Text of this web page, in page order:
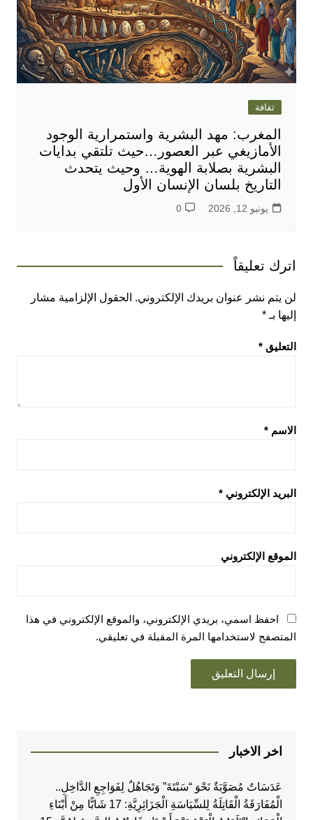
ثقافة
المغرب: مهد البشرية واستمرارية الوجود
الأمازيغي عبر العصور…حيث تلتقي بدايات
البشرية بصلابة الهوية… وحيث يتحدث
التاريخ بلسان الإنسان الأول
يونيو 12, 2026 0
اترك تعليقاً
لن يتم نشر عنوان بريدك الإلكتروني. الحقول الإلزامية مشار
إليها بـ *
التعليق *
الاسم *
البريد الإلكتروني *
الموقع الإلكتروني
احفظ اسمي، بريدي الإلكتروني، والموقع الإلكتروني في هذا
المتصفح لاستخدامها المرة المقبلة في تعليقي.
اخر الاخبار
عَدَسَاتٌ مُصَوَّبَةٌ نَحْوَ “سَبْتَةَ” وَتَجَاهُلٌ لِفَوَاجِعِ الدَّاخِلِ..
الْمُفَارَقَةُ الْقَاتِلَةُ لِلسِّيَاسَةِ الْجَزَائِرِيَّةِ: 17 شَابًّا مِنْ أَبْنَاءِ